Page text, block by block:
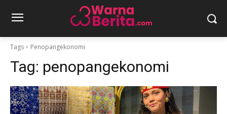
Tags Penopangekonomi
Tag: penopangekonomi